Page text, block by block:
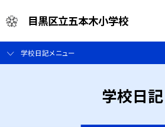
目黒区立五本木小学校
学校日記メニュー
学校日記